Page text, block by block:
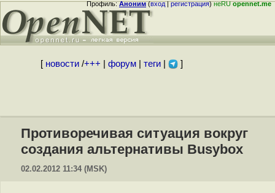
Профиль:Аноним(вход|регистрация)неRUopennet.me
[ новости/+++ форум| теги| ]
Противоречивая ситуация вокруг
создания альтернативы Busybox
02.02.2012 11:34 (MSK)